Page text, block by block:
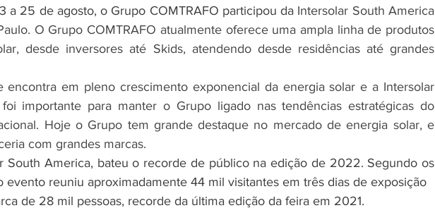
a 25 de agosto, o Grupo COMTRAFO participou da Intersolar South America
O Grupo COMTRAFO atualmente oferece uma ampla linha de produtos
desde inversores até Skids, atendendo desde residências até grandes
importante para manter o Grupo ligado nas tendências estratégicas do
Hoje o Grupo tem grande destaque no mercado de energia solar, e
com grandes marcas.
South America, bateu o recorde de público na edição de 2022. Segundo os
evento reuniu aproximadamente 44 mil visitantes em três dias de exposição
de 28 mil pessoas, recorde da última edição da feira em 2021.